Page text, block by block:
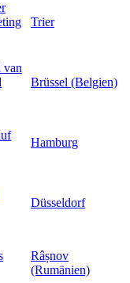
Trier
van
Brüssel (Belgien)
Hamburg
Düsseldorf
Râșnov
(Rumänien)